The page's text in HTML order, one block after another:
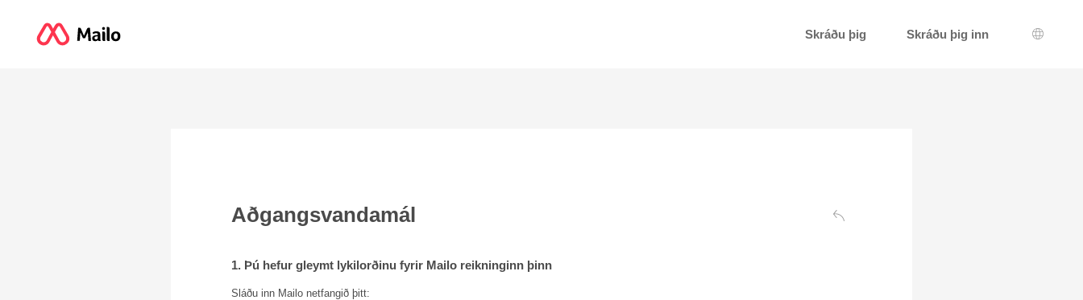
Skráðu þig Skráðu þig inn
Aðgangsvandamál Aftur
1. Þú hefur gleymt lykilorðinu fyrir Mailo reikninginn þinn
Sláðu inn Mailo netfangið þitt: